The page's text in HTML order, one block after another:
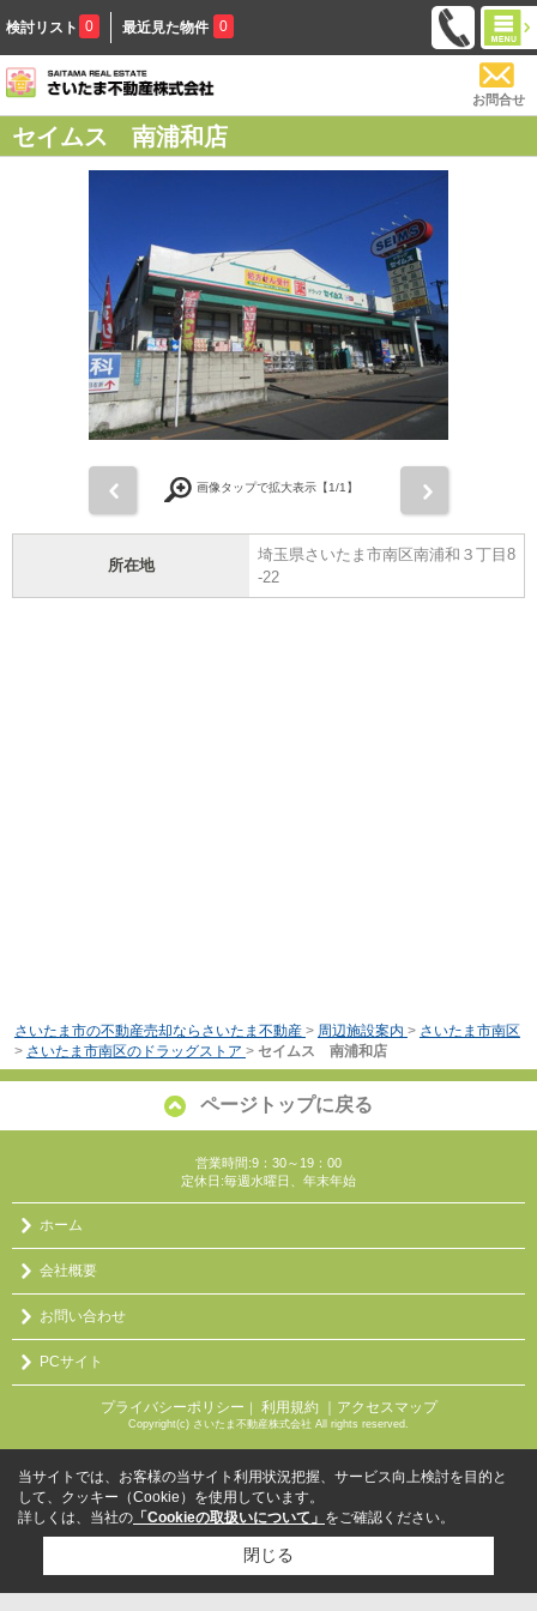
検討リスト 0 最近見た物件 0
お問合せ
セイムス 南浦和店
画像タップで拡大表示【1/1】
所在地
埼玉県さいたま市南区南浦和３丁目8
-22
さいたま市の不動産売却ならさいたま不動産 > 周辺施設案内 > さいたま市南区
> さいたま市南区のドラッグストア > セイムス 南浦和店
ページトップに戻る
営業時間:9：30～19：00
定休日:毎週水曜日、年末年始
ホーム
会社概要
お問い合わせ
PCサイト
プライバシーポリシー ｜ 利用規約 ｜アクセスマップ
Copyright(c) さいたま不動産株式会社 All rights reserved.
当サイトでは、お客様の当サイト利用状況把握、サービス向上検討を目的と
して、クッキー（Cookie）を使用しています。
詳しくは、当社の 「Cookieの取扱いについて」 をご確認ください。
閉じる